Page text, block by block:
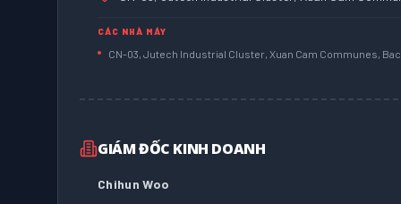
CÁC NHÀ MÁY
CN-03, Jutech Industrial Cluster, Xuan Cam Communes,
GIÁM ĐỐC KINH DOANH
Chihun Woo